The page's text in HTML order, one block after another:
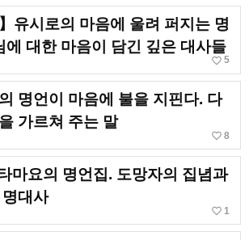
유시로의 마음에 울려 퍼지는 명
에 대한 마음이 담긴 깊은 대사들
favorite_border 5
명언이 마음에 불을 지핀다. 다
가르쳐 주는 말
favorite_border 8
마요의 명언집. 도망자의 집념과
대사
favorite_border 1